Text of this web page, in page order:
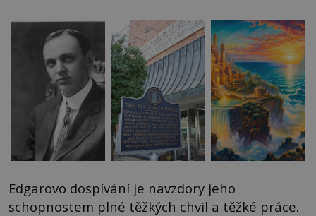
Edgarovo dospívání je navzdory jeho
schopnostem plné těžkých chvil a těžké práce.